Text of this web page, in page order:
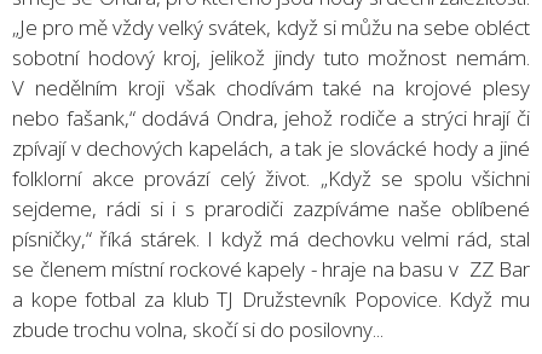
„Je pro mě vždy velký svátek, když si můžu na sebe obléct
sobotní hodový kroj, jelikož jindy tuto možnost nemám.
V nedělním kroji však chodívám také na krojové plesy
nebo fašank,“ dodává Ondra, jehož rodiče a strýci hrají či
zpívají v dechových kapelách, a tak je slovácké hody a jiné
folklorní akce provází celý život. „Když se spolu všichni
sejdeme, rádi si i s prarodiči zazpíváme naše oblíbené
písničky,“ říká stárek. I když má dechovku velmi rád, stal
se členem místní rockové kapely - hraje na basu v ZZ Bar
a kope fotbal za klub TJ Družstevník Popovice. Když mu
zbude trochu volna, skočí si do posilovny...